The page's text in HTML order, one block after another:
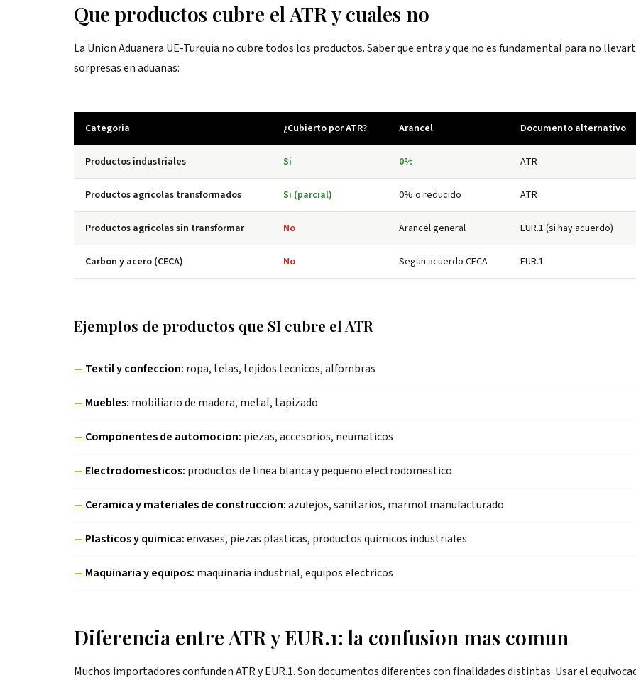
Que productos cubre el ATR y cuales no
La Union Aduanera UE-Turquia no cubre todos los productos. Saber que entra y que no es fundamental para no
sorpresas en aduanas:
Categoria ¿Cubierto por ATR? Arancel Documento alternativo
Productos industriales Si 0% ATR
Productos agricolas transformados Si (parcial) 0% o reducido ATR
Productos agricolas sin transformar No Arancel general EUR.1 (si hay acuerdo)
Carbon y acero (CECA) No Segun acuerdo CECA EUR.1
Ejemplos de productos que SI cubre el ATR
— Textil y confeccion: ropa, telas, tejidos tecnicos, alfombras
— Muebles: mobiliario de madera, metal, tapizado
— Componentes de automocion: piezas, accesorios, neumaticos
— Electrodomesticos: productos de linea blanca y pequeno electrodomestico
— Ceramica y materiales de construccion:azulejos, sanitarios, marmol manufacturado
— Plasticos y quimica:envases, piezas plasticas, productos quimicos industriales
— Maquinaria y equipos: maquinaria industrial, equipos electricos
Diferencia entre ATR y EUR.1: la confusion mas comun
Muchos importadores confunden ATR y EUR.1. Son documentos diferentes con finalidades distintas. Usar el